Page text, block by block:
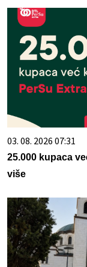
03. 08. 2026 07:31
25.000 kupaca
više